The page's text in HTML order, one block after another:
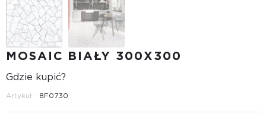
MOSAIC BIAŁY 300X300
Gdzie kupić?
Artykuł - 8F0730